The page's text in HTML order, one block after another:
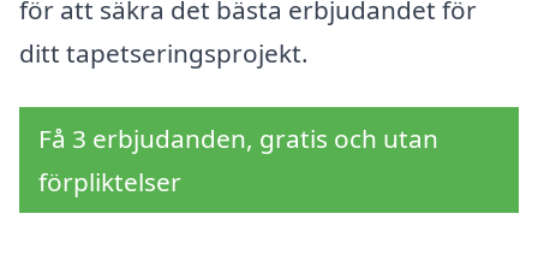
för att säkra det bästa erbjudandet för
ditt tapetseringsprojekt.
Få 3 erbjudanden, gratis och utan
förpliktelser